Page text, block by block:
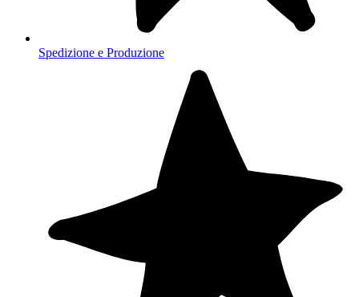
Spedizione e Produzione